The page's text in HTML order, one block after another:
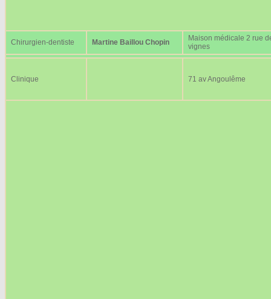
Chirurgien-dentiste Martine Baillou Chopin
Maison médicale 2 rue
vignes
Clinique 71 av Angoulême